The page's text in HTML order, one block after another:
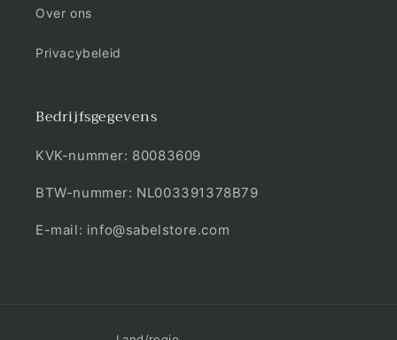
Over ons
Privacybeleid
Bedrijfsgegevens
KVK-nummer: 80083609
BTW-nummer: NL003391378B79
E-mail: info@sabelstore.com